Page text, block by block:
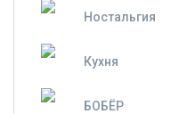
Ностальгия
Кухня
БОБЁР